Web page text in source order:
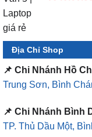
Địa Chỉ Shop
📌 Chi Nhánh Hồ
Trung Sơn, Bình
📌 Chi Nhánh Bình
TP. Thủ Dầu Một,